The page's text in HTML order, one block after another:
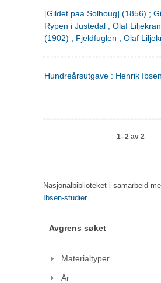
[Gildet paa Solhoug] (1856) ;
Rypen i Justedal ; Olaf
(1902) ; Fjeldfuglen ; Olaf
Hundreårsutgave : Henrik
1–2 av 2
Nasjonalbiblioteket i samarbeid
Ibsen-studier
Avgrens søket
Materialtyper
År